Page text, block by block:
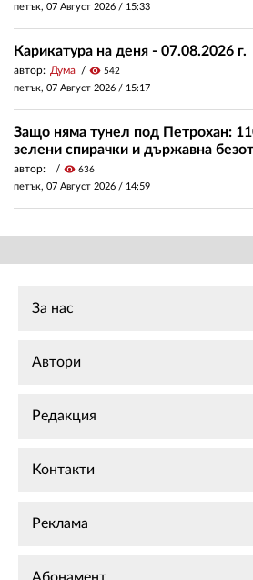
петък, 07 Август 2026 / 15:33
Карикатура на деня - 07.08.2026 г.
автор: Дума visibility 542
петък, 07 Август 2026 / 15:17
Защо няма тунел под Петрохан:
зелени спирачки и държавна
автор: visibility 636
петък, 07 Август 2026 / 14:59
За нас
Автори
Редакция
Контакти
Реклама